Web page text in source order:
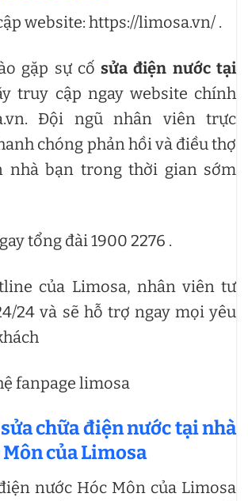
website: https://limosa.vn/ .
gặp sự cốsửa điện nước tại
truy cập ngay website chính
Đội ngũ nhân viên trực
chóng phản hồi và điều thợ
nhà bạn trong thời gian sớm
tổng đài 1900 2276 .
của Limosa, nhân viên tư
24 và sẽ hỗ trợ ngay mọi yêu
fanpage limosa
chữa điện nước tại nhà
của Limosa
nước Hóc Môn của Limosa